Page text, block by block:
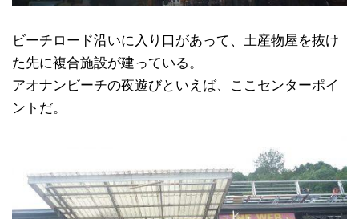
ビーチロード沿いに入り口があって、土産物屋を抜け
た先に複合施設が建っている。
アオナンビーチの夜遊びといえば、ここセンターポイ
ントだ。